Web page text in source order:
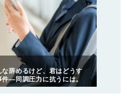
な辞めるけど、君はどうす
―同調圧力に抗うには。